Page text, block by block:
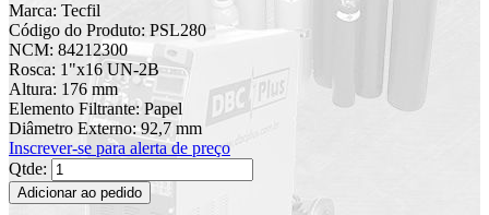
Marca: Tecfil
Código do Produto: PSL280
NCM: 84212300
Rosca: 1"x16 UN-2B
Altura: 176 mm
Elemento Filtrante: Papel
Diâmetro Externo: 92,7 mm
Inscrever-se para alerta de preço
Qtde:
Adicionar ao pedido